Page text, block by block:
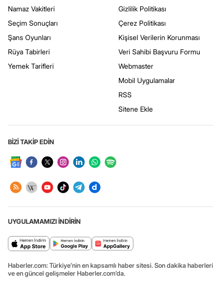
Namaz Vakitleri
Seçim Sonuçları
Şans Oyunları
Rüya Tabirleri
Yemek Tarifleri
Gizlilik Politikası
Çerez Politikası
Kişisel Verilerin Korunması
Veri Sahibi Başvuru Formu
Webmaster
Mobil Uygulamalar
RSS
Sitene Ekle
BİZİ TAKİP EDİN
UYGULAMAMIZI İNDİRİN
Haberler.com: Türkiye’nin en kapsamlı haber sitesi. Son dakika haberleri
ve en güncel gelişmeler Haberler.com’da.